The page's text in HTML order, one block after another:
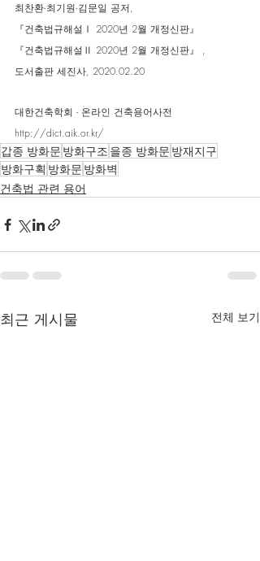
최찬환∙최기원∙김문일 공저,
『건축법규해설Ⅰ 2020년 2월 개정신판』
『건축법규해설Ⅱ 2020년 2월 개정신판』 ,
도서출판 세진사, 2020.02.20
대한건축학회 - 온라인 건축용어사전
http://dict.aik.or.kr/
갑종 방화문 방화구조 을종 방화문 방재지구
방화구획 방화문 방화벽
건축법 관련 용어
최근 게시물 전체 보기